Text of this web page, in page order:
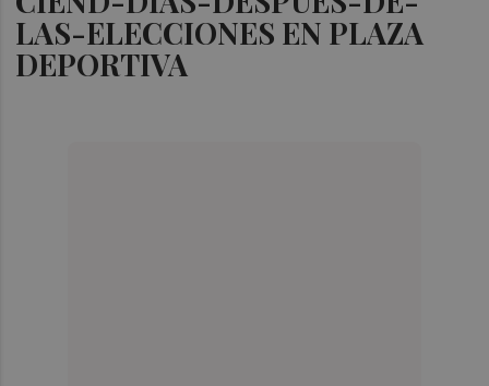
LAS-ELECCIONES EN PLAZA
DEPORTIVA